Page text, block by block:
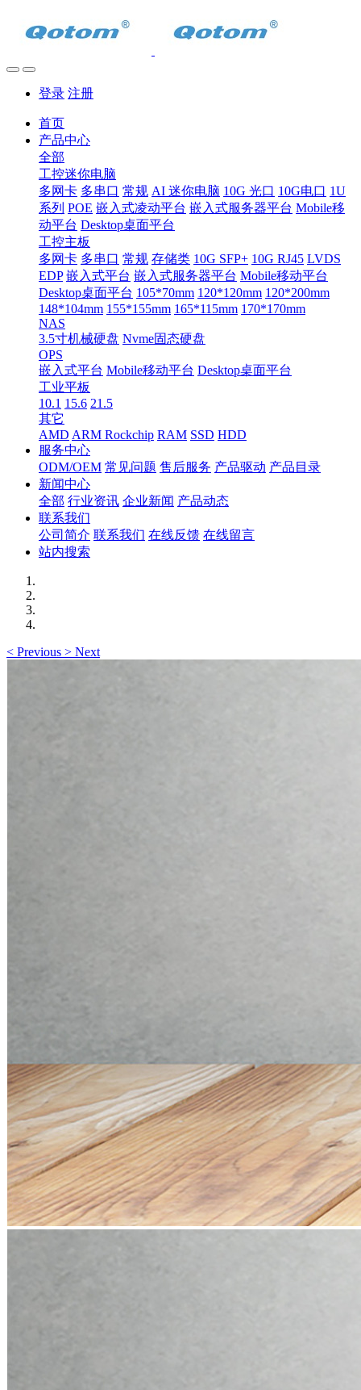
登录 注册
首页
产品中心
全部
工控迷你电脑
多网卡 多串口 常规 AI 迷你电脑 10G 光口 10G电口 1U
系列 POE 嵌入式凌动平台 嵌入式服务器平台 Mobile移
动平台 Desktop桌面平台
工控主板
多网卡 多串口 常规 存储类 10G SFP+ 10G RJ45 LVDS
EDP 嵌入式平台 嵌入式服务器平台 Mobile移动平台
Desktop桌面平台 105*70mm 120*120mm 120*200mm
148*104mm 155*155mm 165*115mm 170*170mm
NAS
3.5寸机械硬盘 Nvme固态硬盘
OPS
嵌入式平台 Mobile移动平台 Desktop桌面平台
工业平板
10.1 15.6 21.5
其它
AMD ARM Rockchip RAM SSD HDD
服务中心
ODM/OEM 常见问题 售后服务 产品驱动 产品目录
新闻中心
全部 行业资讯 企业新闻 产品动态
联系我们
公司简介 联系我们 在线反馈 在线留言
站内搜索
< Previous > Next